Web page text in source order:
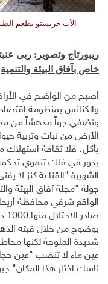
الأب خريستو يطعم
ريبورتاج وتصوير: ربى
خاص بآفاق البيئة والتنمية
أصبح من الواضح في
والكنائس بمنظومة
وتضفي جواً مدهشاً من
الأرض من نبات وتربية
يأكل، فلا ثقافة استهلاك
يدور في فلك تنموي تحكمه
الشهيرة "القناعة كنز لا
جولة "مجلة آفاق البيئة
بوضوح من خلال قبته
شديدة الملوحة لكنها
عين ماء لا تنضب "عين
ناسك اختار هذا المكان"